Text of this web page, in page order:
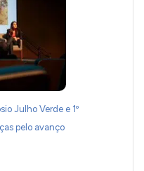
Julho Verde e 1º
pelo avanço